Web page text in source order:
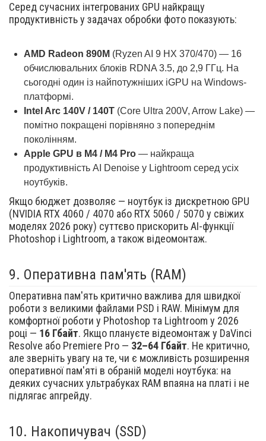
Серед сучасних інтегрованих GPU найкращу
продуктивність у задачах обробки фото показують:
AMD Radeon 890M (Ryzen AI 9 HX 370/470) — 16
обчислювальних блоків RDNA 3.5, до 2,9 ГГц. На
сьогодні один із найпотужніших iGPU на Windows-
платформі.
Intel Arc 140V / 140T (Core Ultra 200V, Arrow Lake) —
помітно покращені порівняно з попереднім
поколінням.
Apple GPU в M4 / M4 Pro — найкраща
продуктивність AI Denoise у Lightroom серед усіх
ноутбуків.
Якщо бюджет дозволяє — ноутбук із дискретною GPU
(NVIDIA RTX 4060 / 4070 або RTX 5060 / 5070 у свіжих
моделях 2026 року) суттєво прискорить AI-функції
Photoshop і Lightroom, а також відеомонтаж.
9. Оперативна пам'ять (RAM)
Оперативна пам'ять критично важлива для швидкої
роботи з великими файлами PSD і RAW. Мінімум для
комфортної роботи у Photoshop та Lightroom у 2026
році — 16 Гбайт. Якщо плануєте відеомонтаж у DaVinci
Resolve або Premiere Pro — 32–64 Гбайт. Не критично,
але зверніть увагу на те, чи є можливість розширення
оперативної пам'яті в обраній моделі ноутбука: на
деяких сучасних ультрабуках RAM впаяна на платі і не
підлягає апгрейду.
10. Накопичувач (SSD)